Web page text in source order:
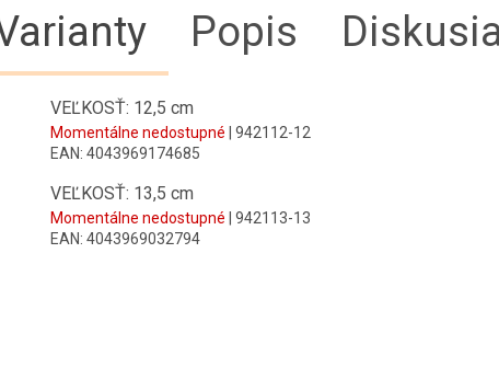
Popis
VEĽKOSŤ: 12,5 cm
Momentálne nedostupné | 942112-12
EAN: 4043969174685
VEĽKOSŤ: 13,5 cm
Momentálne nedostupné | 942113-13
EAN: 4043969032794